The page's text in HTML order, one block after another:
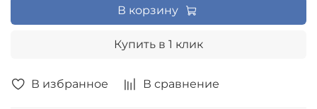
В избранное В сравнение
В корзину
Купить в 1 клик